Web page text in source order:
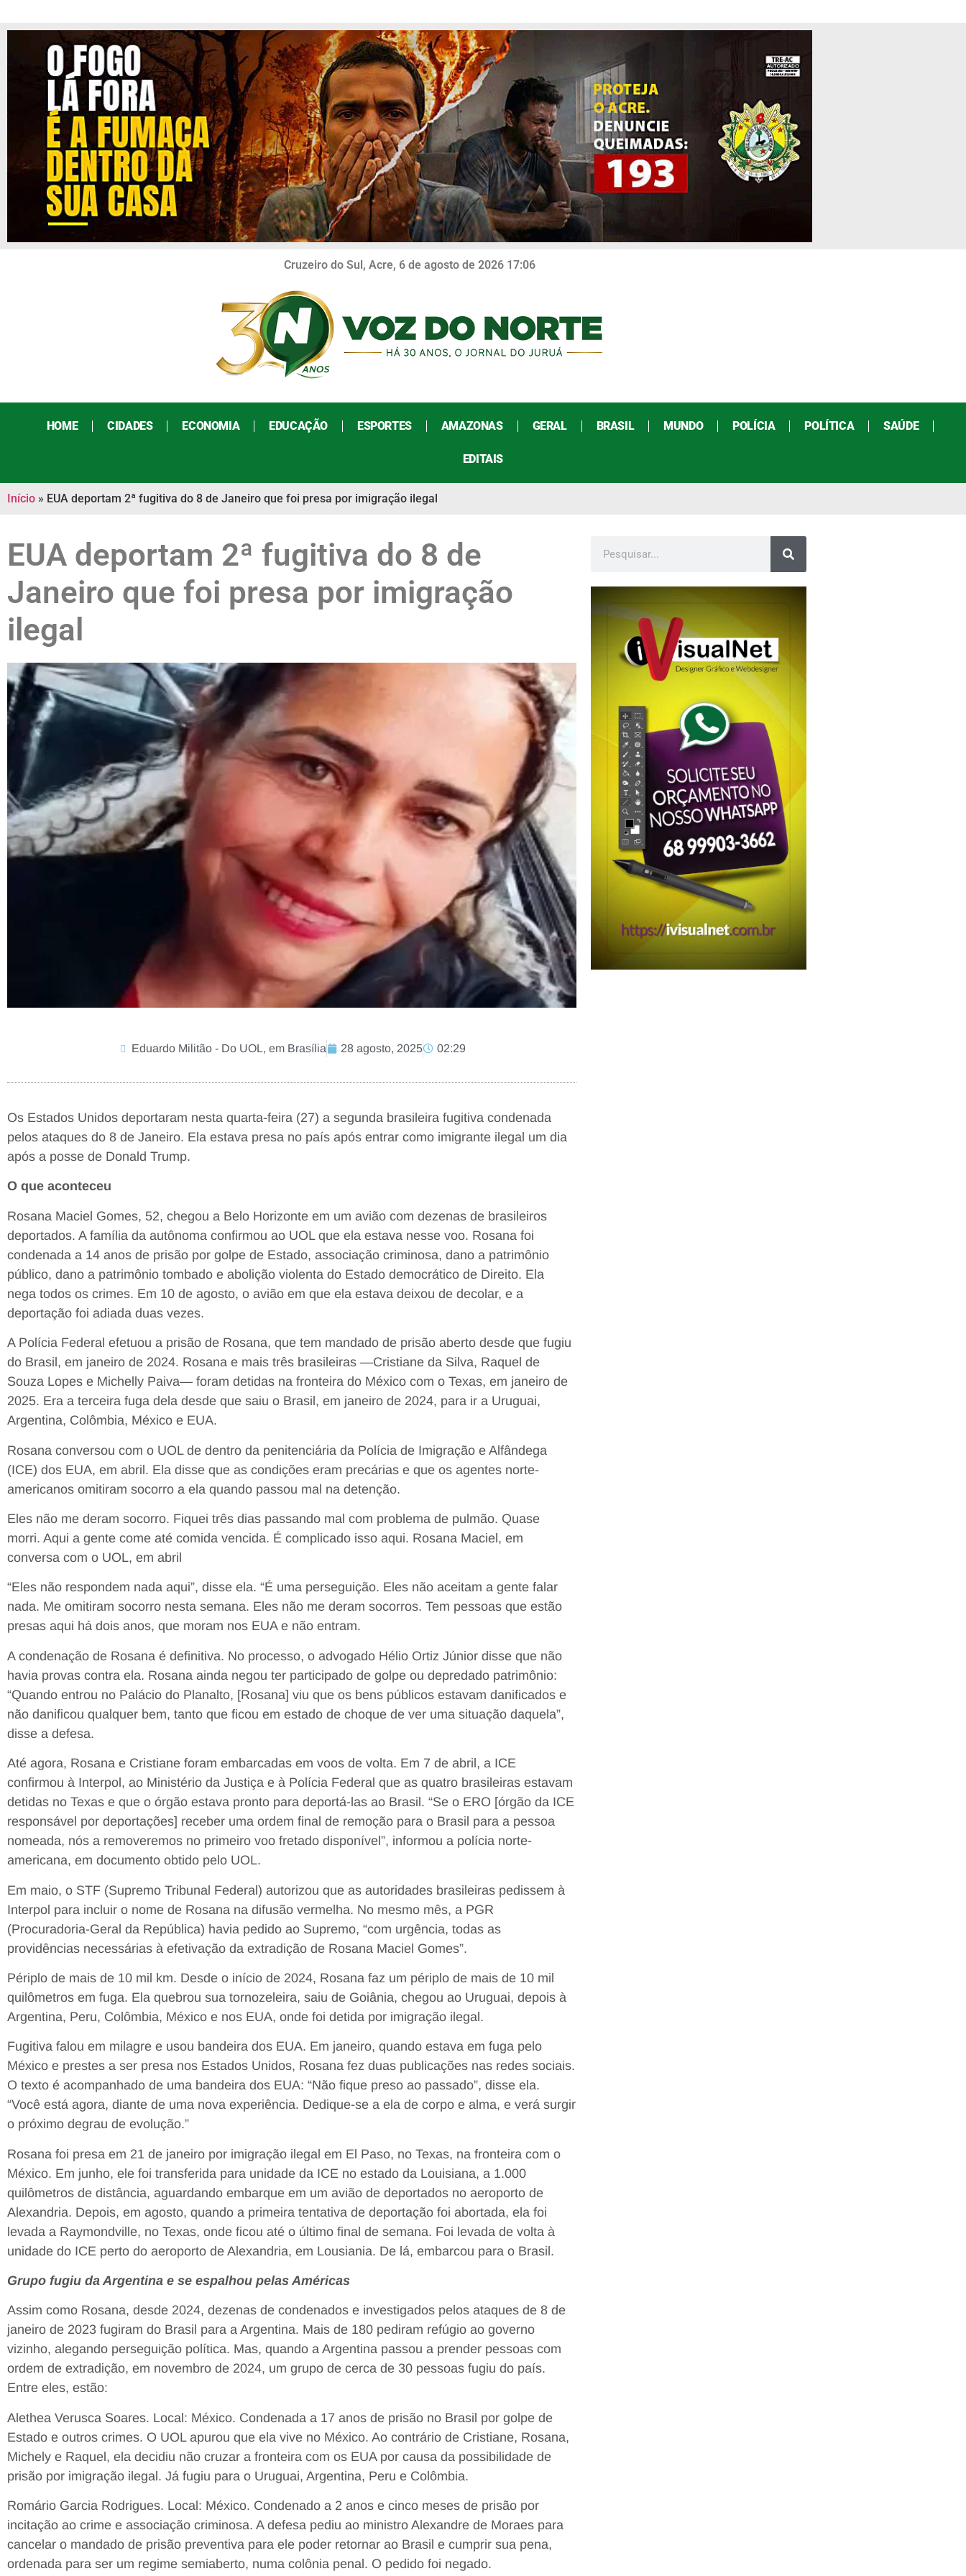
Cruzeiro do Sul, Acre, 6 de agosto de 2026 17:06
HOME CIDADES ECONOMIA EDUCAÇÃO ESPORTES AMAZONAS GERAL BRASIL MUNDO POLÍCIA POLÍTICA SAÚDE
EDITAIS
Início » EUA deportam 2ª fugitiva do 8 de Janeiro que foi presa por imigração ilegal
EUA deportam 2ª fugitiva do 8 de
Janeiro que foi presa por imigração
ilegal
Eduardo Militão - Do UOL, em Brasília 28 agosto, 2025 02:29
Os Estados Unidos deportaram nesta quarta-feira (27) a segunda brasileira fugitiva condenada
pelos ataques do 8 de Janeiro. Ela estava presa no país após entrar como imigrante ilegal um dia
após a posse de Donald Trump.
O que aconteceu
Rosana Maciel Gomes, 52, chegou a Belo Horizonte em um avião com dezenas de brasileiros
deportados. A família da autônoma confirmou ao UOL que ela estava nesse voo. Rosana foi
condenada a 14 anos de prisão por golpe de Estado, associação criminosa, dano a patrimônio
público, dano a patrimônio tombado e abolição violenta do Estado democrático de Direito. Ela
nega todos os crimes. Em 10 de agosto, o avião em que ela estava deixou de decolar, e a
deportação foi adiada duas vezes.
A Polícia Federal efetuou a prisão de Rosana, que tem mandado de prisão aberto desde que fugiu
do Brasil, em janeiro de 2024. Rosana e mais três brasileiras —Cristiane da Silva, Raquel de
Souza Lopes e Michelly Paiva— foram detidas na fronteira do México com o Texas, em janeiro de
2025. Era a terceira fuga dela desde que saiu o Brasil, em janeiro de 2024, para ir a Uruguai,
Argentina, Colômbia, México e EUA.
Rosana conversou com o UOL de dentro da penitenciária da Polícia de Imigração e Alfândega
(ICE) dos EUA, em abril. Ela disse que as condições eram precárias e que os agentes norte-
americanos omitiram socorro a ela quando passou mal na detenção.
Eles não me deram socorro. Fiquei três dias passando mal com problema de pulmão. Quase
morri. Aqui a gente come até comida vencida. É complicado isso aqui. Rosana Maciel, em
conversa com o UOL, em abril
“Eles não respondem nada aqui”, disse ela. “É uma perseguição. Eles não aceitam a gente falar
nada. Me omitiram socorro nesta semana. Eles não me deram socorros. Tem pessoas que estão
presas aqui há dois anos, que moram nos EUA e não entram.
A condenação de Rosana é definitiva. No processo, o advogado Hélio Ortiz Júnior disse que não
havia provas contra ela. Rosana ainda negou ter participado de golpe ou depredado patrimônio:
“Quando entrou no Palácio do Planalto, [Rosana] viu que os bens públicos estavam danificados e
não danificou qualquer bem, tanto que ficou em estado de choque de ver uma situação daquela”,
disse a defesa.
Até agora, Rosana e Cristiane foram embarcadas em voos de volta. Em 7 de abril, a ICE
confirmou à Interpol, ao Ministério da Justiça e à Polícia Federal que as quatro brasileiras estavam
detidas no Texas e que o órgão estava pronto para deportá-las ao Brasil. “Se o ERO [órgão da ICE
responsável por deportações] receber uma ordem final de remoção para o Brasil para a pessoa
nomeada, nós a removeremos no primeiro voo fretado disponível”, informou a polícia norte-
americana, em documento obtido pelo UOL.
Em maio, o STF (Supremo Tribunal Federal) autorizou que as autoridades brasileiras pedissem à
Interpol para incluir o nome de Rosana na difusão vermelha. No mesmo mês, a PGR
(Procuradoria-Geral da República) havia pedido ao Supremo, “com urgência, todas as
providências necessárias à efetivação da extradição de Rosana Maciel Gomes”.
Périplo de mais de 10 mil km. Desde o início de 2024, Rosana faz um périplo de mais de 10 mil
quilômetros em fuga. Ela quebrou sua tornozeleira, saiu de Goiânia, chegou ao Uruguai, depois à
Argentina, Peru, Colômbia, México e nos EUA, onde foi detida por imigração ilegal.
Fugitiva falou em milagre e usou bandeira dos EUA. Em janeiro, quando estava em fuga pelo
México e prestes a ser presa nos Estados Unidos, Rosana fez duas publicações nas redes sociais.
O texto é acompanhado de uma bandeira dos EUA: “Não fique preso ao passado”, disse ela.
“Você está agora, diante de uma nova experiência. Dedique-se a ela de corpo e alma, e verá surgir
o próximo degrau de evolução.”
Rosana foi presa em 21 de janeiro por imigração ilegal em El Paso, no Texas, na fronteira com o
México. Em junho, ele foi transferida para unidade da ICE no estado da Louisiana, a 1.000
quilômetros de distância, aguardando embarque em um avião de deportados no aeroporto de
Alexandria. Depois, em agosto, quando a primeira tentativa de deportação foi abortada, ela foi
levada a Raymondville, no Texas, onde ficou até o último final de semana. Foi levada de volta à
unidade do ICE perto do aeroporto de Alexandria, em Lousiania. De lá, embarcou para o Brasil.
Grupo fugiu da Argentina e se espalhou pelas Américas
Assim como Rosana, desde 2024, dezenas de condenados e investigados pelos ataques de 8 de
janeiro de 2023 fugiram do Brasil para a Argentina. Mais de 180 pediram refúgio ao governo
vizinho, alegando perseguição política. Mas, quando a Argentina passou a prender pessoas com
ordem de extradição, em novembro de 2024, um grupo de cerca de 30 pessoas fugiu do país.
Entre eles, estão:
Alethea Verusca Soares. Local: México. Condenada a 17 anos de prisão no Brasil por golpe de
Estado e outros crimes. O UOL apurou que ela vive no México. Ao contrário de Cristiane, Rosana,
Michely e Raquel, ela decidiu não cruzar a fronteira com os EUA por causa da possibilidade de
prisão por imigração ilegal. Já fugiu para o Uruguai, Argentina, Peru e Colômbia.
Romário Garcia Rodrigues. Local: México. Condenado a 2 anos e cinco meses de prisão por
incitação ao crime e associação criminosa. A defesa pediu ao ministro Alexandre de Moraes para
cancelar o mandado de prisão preventiva para ele poder retornar ao Brasil e cumprir sua pena,
ordenada para ser um regime semiaberto, numa colônia penal. O pedido foi negado.